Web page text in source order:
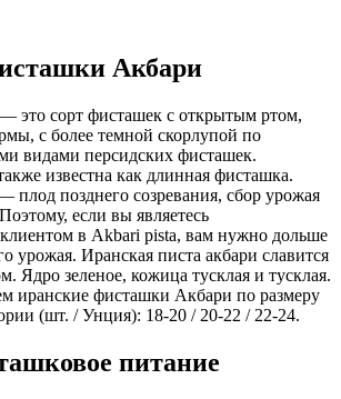
Акбари
это сорт фисташек с открытым ртом,
с более темной скорлупой по
видами персидских фисташек.
известна как длинная фисташка.
позднего созревания, сбор урожая
если вы являетесь
в Akbari pista, вам нужно дольше
урожая. Иранская писта акбари славится
Ядро зеленое, кожица тусклая и тусклая.
иранские фисташки Акбари по размеру
(шт. / Унция): 18-20 / 20-22 / 22-24.
питание